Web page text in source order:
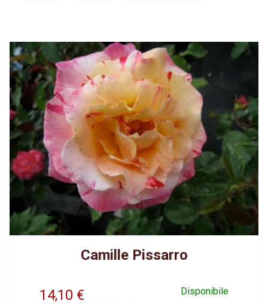
Camille Pissarro
14,10 Disponibile
€